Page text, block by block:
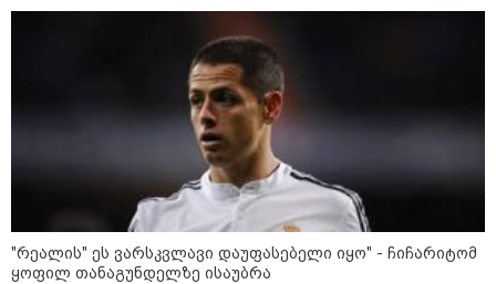
ფული ამ ზოდიაქოს ნიშნების
ხელში აღმოჩნდება: ვინ
გამდიდრდება?
როგორ ჩავიცვათ 40 წლის
შემდეგ: მილიონერების
სტილისტის 8 ოქროს წესი და
აუცილებელი სამოსი
"რეალის" ეს ვარსკვლავი დაუფასებელი იყო" - ჩიჩარიტომ
ყოფილ თანაგუნდელზე ისაუბრა